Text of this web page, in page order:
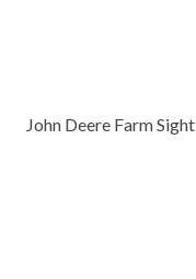
John Deere Farm Sight